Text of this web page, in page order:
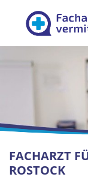
FACHARZT
ROSTOCK